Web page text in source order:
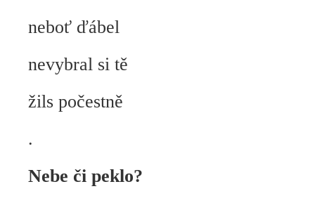
neboť ďábel
nevybral si tě
žils počestně
.
Nebe či peklo?